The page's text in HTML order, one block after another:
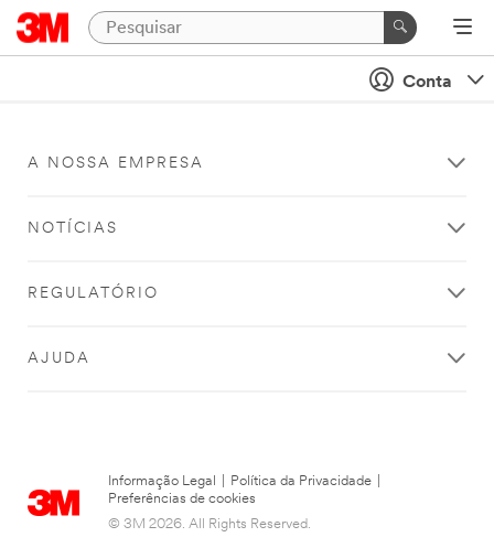
Conta
A NOSSA EMPRESA
NOTÍCIAS
REGULATÓRIO
AJUDA
Informação Legal Política da Privacidade
Preferências de cookies
© 3M 2026. All Rights Reserved.